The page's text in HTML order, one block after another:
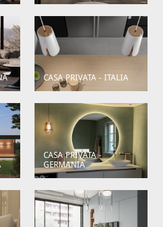
CASA PRIVATA - ITALIA
CASA PRIVATA -
GERMANIA